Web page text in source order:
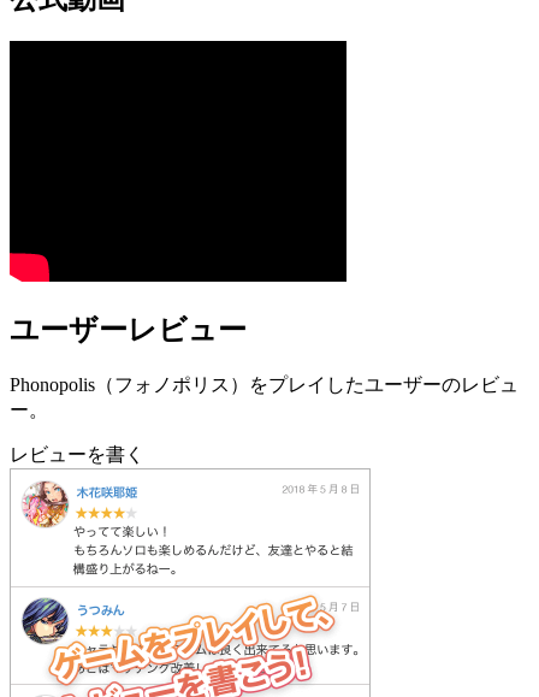
ユーザーレビュー
Phonopolis（フォノポリス）をプレイしたユーザーのレビュ
ー。
レビューを書く